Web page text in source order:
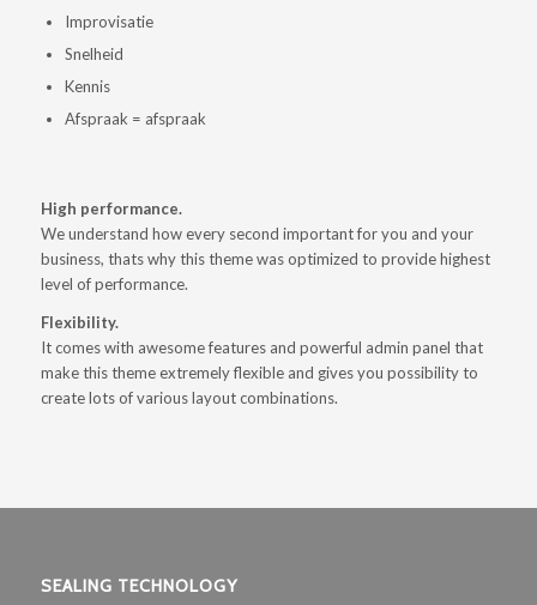
Improvisatie
Snelheid
Kennis
Afspraak = afspraak
High performance.
We understand how every second important for you and your
business, thats why this theme was optimized to provide highest
level of performance.
Flexibility.
It comes with awesome features and powerful admin panel that
make this theme extremely flexible and gives you possibility to
create lots of various layout combinations.
SEALING TECHNOLOGY